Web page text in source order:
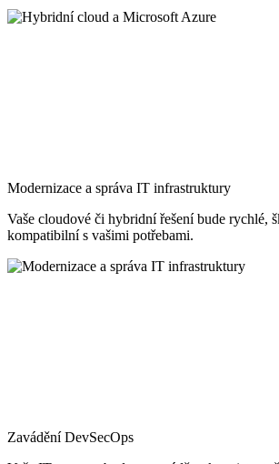
Modernizace a správa IT infrastruktury
Vaše cloudové či hybridní řešení bude rychlé,
kompatibilní s vašimi potřebami.
Zavádění DevSecOps